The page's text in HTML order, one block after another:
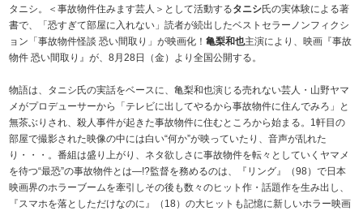
タニシ。＜事故物件住みます芸人＞として活動するタニシ氏の実体験による著
書で、「恐すぎて部屋に入れない」読者が続出したベストセラーノンフィクシ
ョン「事故物件怪談 恐い間取り」が映画化！亀梨和也主演により、映画『事故
物件 恐い間取り』が、8月28日（金）より全国公開する。
物語は、タニシ氏の実話をベースに、亀梨和也演じる売れない芸人・山野ヤマ
メがプロデューサーから「テレビに出してやるから事故物件に住んでみろ」と
無茶ぶりされ、殺人事件が起きた事故物件に住むところから始まる。1軒目の
部屋で撮影された映像の中には白い“何か”が映っていたり、音声が乱れた
り・・・。番組は盛り上がり、ネタ欲しさに事故物件を転々としていくヤマメ
を待つ“最恐”の事故物件とは—!?監督を務めるのは、『リング』（98）で日本
映画界のホラーブームを牽引しその後も数々のヒット作・話題作を生み出し、
『スマホを落としただけなのに』（18）の大ヒットも記憶に新しいホラー映画